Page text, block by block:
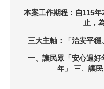
本案工作期程：自115
止，
三大主軸：「治安平穩
一、讓民眾「安心過
年」 三、讓民